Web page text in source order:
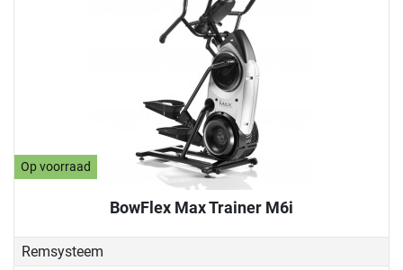
Op voorraad
BowFlex Max Trainer M6i
Remsysteem